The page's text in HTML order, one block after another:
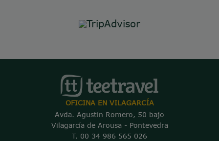
OFICINA EN VILAGARCÍA
Avda. Agustín Romero, 50 bajo
Vilagarcía de Arousa - Pontevedra
T. 00 34 986 565 026